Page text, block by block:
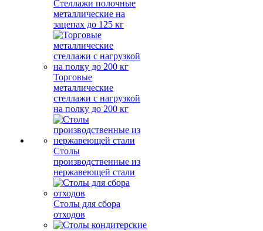
Стеллажи полочные
металлические на
зацепах до 125 кг
Торговые
металлические
стеллажи с нагрузкой
на полку до 200 кг
Столы
производственные из
нержавеющей стали
Столы для сбора
отходов